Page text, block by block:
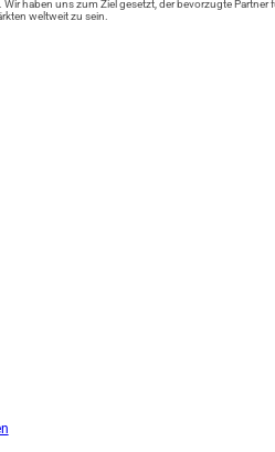
haben uns zum Ziel gesetzt, der bevorzugte Partner
weltweit zu sein.